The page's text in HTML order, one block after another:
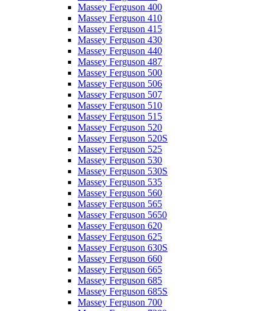
Massey Ferguson 400
Massey Ferguson 410
Massey Ferguson 415
Massey Ferguson 430
Massey Ferguson 440
Massey Ferguson 487
Massey Ferguson 500
Massey Ferguson 506
Massey Ferguson 507
Massey Ferguson 510
Massey Ferguson 515
Massey Ferguson 520
Massey Ferguson 520S
Massey Ferguson 525
Massey Ferguson 530
Massey Ferguson 530S
Massey Ferguson 535
Massey Ferguson 560
Massey Ferguson 565
Massey Ferguson 5650
Massey Ferguson 620
Massey Ferguson 625
Massey Ferguson 630S
Massey Ferguson 660
Massey Ferguson 665
Massey Ferguson 685
Massey Ferguson 685S
Massey Ferguson 700